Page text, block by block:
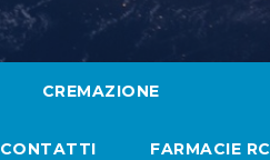
CREMAZIONE
CONTATTI FARMACIE RC